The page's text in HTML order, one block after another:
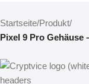
Startseite/Produkt/
Pixel 9 Pro Gehäuse